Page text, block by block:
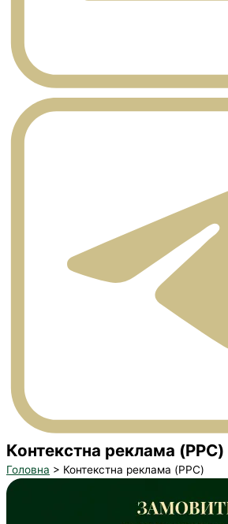
Контекстна реклама (PPC)
Головна > Контекстна реклама (PPC)